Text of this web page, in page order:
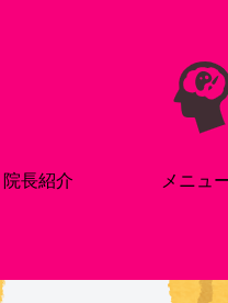
院長紹介 メニュ